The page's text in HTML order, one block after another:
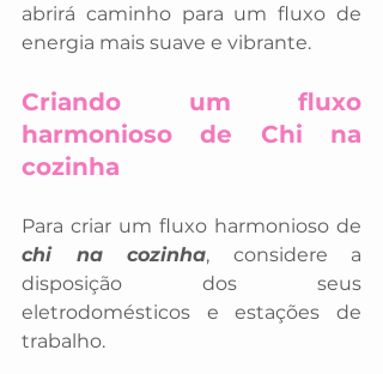
abrirá caminho para um fluxo de
energia mais suave e vibrante.
Criando um fluxo
harmonioso de Chi na
cozinha
chi na cozinha, considere a
disposição dos seus
eletrodomésticos e estações de
trabalho.